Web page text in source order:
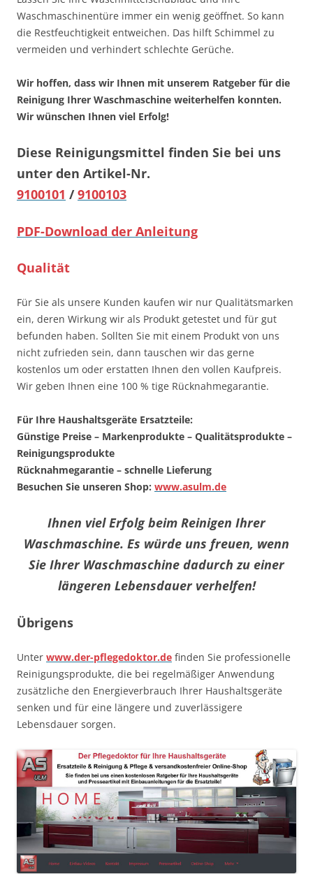
Waschmaschinentüre immer ein wenig geöffnet. So kann
die Restfeuchtigkeit entweichen. Das hilft Schimmel zu
vermeiden und verhindert schlechte Gerüche.
Wir hoffen, dass wir Ihnen mit unserem Ratgeber für die
Reinigung Ihrer Waschmaschine weiterhelfen konnten.
Wir wünschen Ihnen viel Erfolg!
Diese Reinigungsmittel finden Sie bei uns
unter den Artikel-Nr.
9100101 /9100103
PDF-Download der Anleitung
Qualität
Für Sie als unsere Kunden kaufen wir nur Qualitätsmarken
ein, deren Wirkung wir als Produkt getestet und für gut
befunden haben. Sollten Sie mit einem Produkt von uns
nicht zufrieden sein, dann tauschen wir das gerne
kostenlos um oder erstatten Ihnen den vollen Kaufpreis.
Wir geben Ihnen eine 100 % tige Rücknahmegarantie.
Für Ihre Haushaltsgeräte Ersatzteile:
Günstige Preise – Markenprodukte – Qualitätsprodukte –
Reinigungsprodukte
Rücknahmegarantie – schnelle Lieferung
Besuchen Sie unseren Shop: www.asulm.de
Ihnen viel Erfolg beim Reinigen Ihrer
Waschmaschine. Es würde uns freuen, wenn
Sie Ihrer Waschmaschine dadurch zu einer
längeren Lebensdauer verhelfen!
Übrigens
Unter www.der-pflegedoktor.de finden Sie professionelle
Reinigungsprodukte, die bei regelmäßiger Anwendung
zusätzliche den Energieverbrauch Ihrer Haushaltsgeräte
senken und für eine längere und zuverlässigere
Lebensdauer sorgen.